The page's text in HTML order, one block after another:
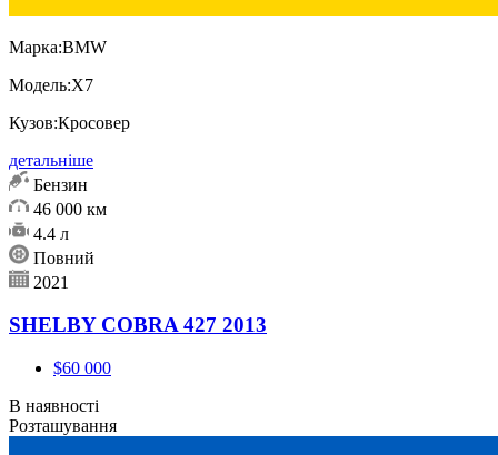
Марка:BMW
Модель:X7
Кузов:Кросовер
детальніше
Бензин
46 000 км
4.4 л
Повний
2021
SHELBY COBRA 427 2013
$60 000
В наявності
Розташування